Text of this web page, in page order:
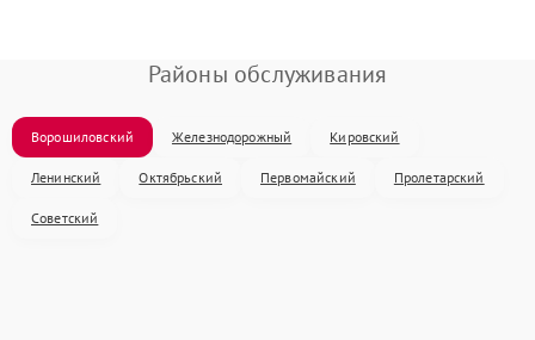
Районы обслуживания
Ворошиловский Железнодорожный Кировский
Ленинский Октябрьский Первомайский Пролетарский
Советский